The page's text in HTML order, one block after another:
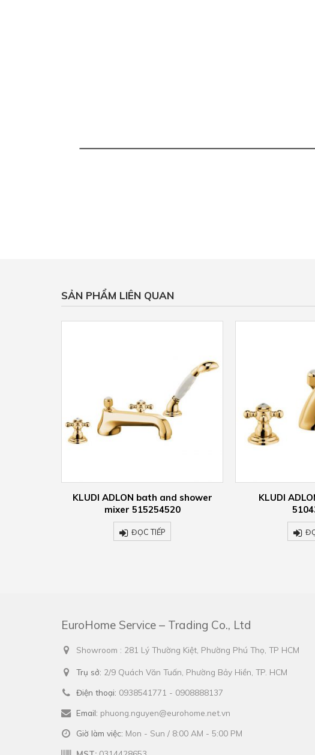
SẢN PHẨM LIÊN QUAN
KLUDI ADLON basin mixer
510434520
ĐỌC TIẾP
KLUDI ADLON
EuroHome Service – Trading Co., Ltd
Showroom : 281 Lý Thường Kiệt, Phường Phú Thọ, TP HCM
Trụ sở: 2/9 Quách Văn Tuấn, Phường Bảy Hiền, TP. HCM
Điện thoại: 0938541771 - 0908888137
Email: phuong.nguyen@eurohome.net.vn
Giờ làm việc: Mon - Sun / 8:00 AM - 5:00 PM